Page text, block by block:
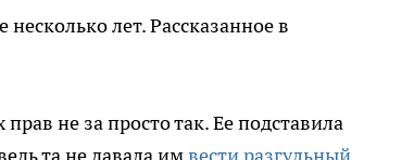
лет. Рассказанное в
не за просто так. Ее подставила